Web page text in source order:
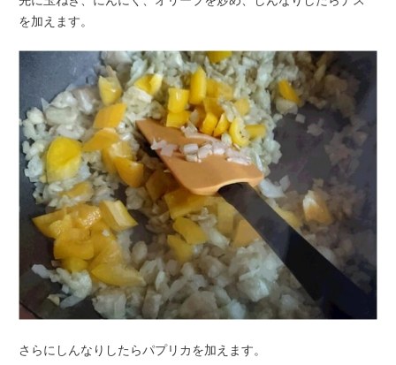
を加えます。
さらにしんなりしたらパプリカを加えます。